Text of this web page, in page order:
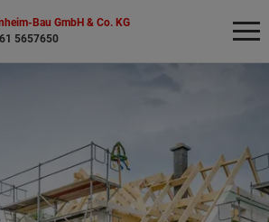
Bau GmbH & Co. KG
5657650
Sie suchen?